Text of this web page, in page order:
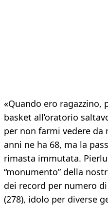
«Quando ero ragazzino,
basket all’oratorio
per non farmi vedere
anni ne ha 68, ma la
rimasta immutata.
“monumento” della
dei record per numero
(278), idolo per diverse